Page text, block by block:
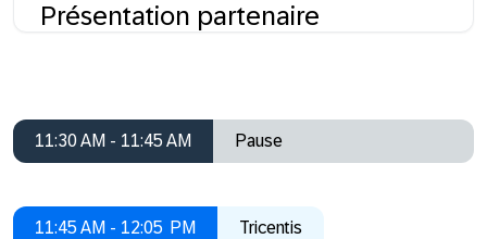
Présentation partenaire
11:30 AM - 11:45 AM Pause
11:45 AM - 12:05 PM Tricentis